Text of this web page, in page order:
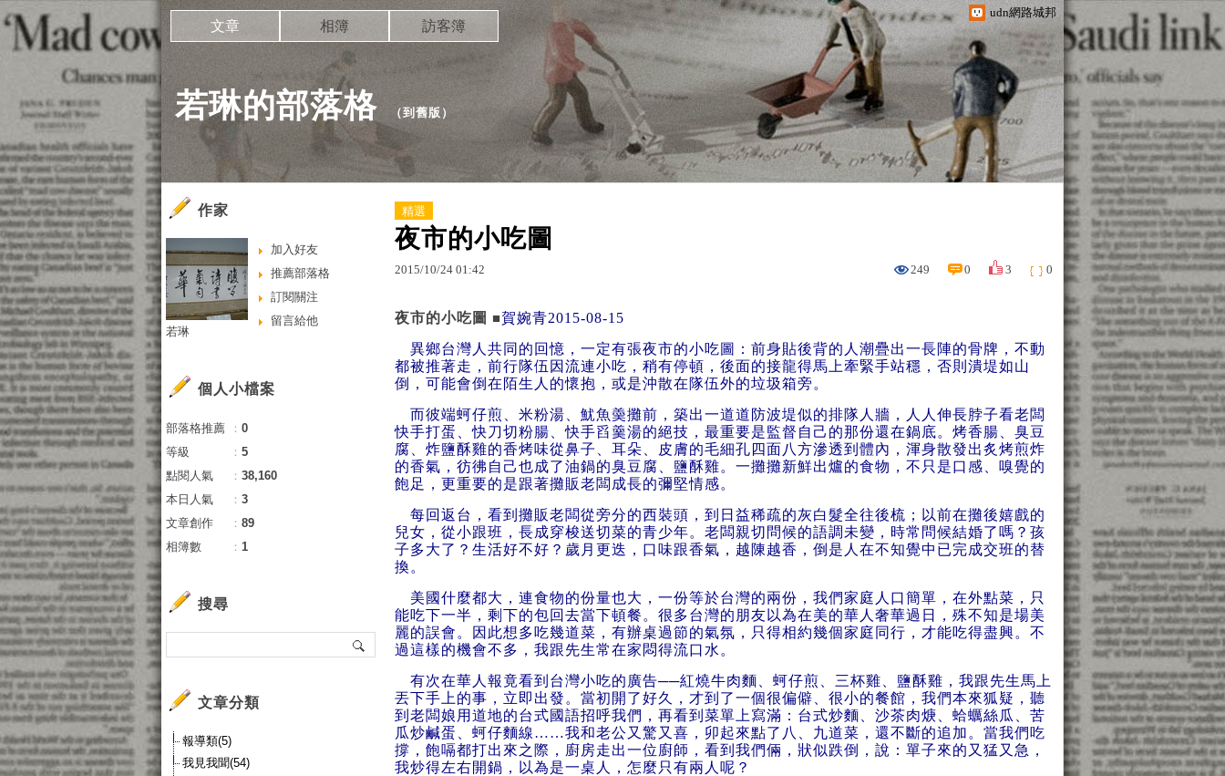
udn網路城邦
若琳的部落格 （到舊版 ）
文章 相簿 訪客簿
精選
夜市的小吃圖
2015/10/24 01:42 249 0 3 0
夜市的小吃圖 ■賀婉青2015-08-15
異鄉台灣人共同的回憶，一定有張夜市的小吃圖：前身貼後背的人潮疊出一長陣的骨牌，不動
都被推著走，前行隊伍因流連小吃，稍有停頓，後面的接龍得馬上牽緊手站穩，否則潰堤如山
倒，可能會倒在陌生人的懷抱，或是沖散在隊伍外的垃圾箱旁。
而彼端蚵仔煎、米粉湯、魷魚羮攤前，築出一道道防波堤似的排隊人牆，人人伸長脖子看老闆
快手打蛋、快刀切粉腸、快手舀羹湯的絕技，最重要是監督自己的那份還在鍋底。烤香腸、臭豆
腐、炸鹽酥雞的香烤味從鼻子、耳朵、皮膚的毛細孔四面八方滲透到體內，渾身散發出炙烤煎炸
的香氣，彷彿自己也成了油鍋的臭豆腐、鹽酥雞。一攤攤新鮮出爐的食物，不只是口感、嗅覺的
飽足，更重要的是跟著攤販老闆成長的彌堅情感。
每回返台，看到攤販老闆從旁分的西裝頭，到日益稀疏的灰白髮全往後梳；以前在攤後嬉戲的
兒女，從小跟班，長成穿梭送切菜的青少年。老闆親切問候的語調未變，時常問候結婚了嗎？孩
子多大了？生活好不好？歲月更迭，口味跟香氣，越陳越香，倒是人在不知覺中已完成交班的替
換。
美國什麼都大，連食物的份量也大，一份等於台灣的兩份，我們家庭人口簡單，在外點菜，只
能吃下一半，剩下的包回去當下頓餐。很多台灣的朋友以為在美的華人奢華過日，殊不知是場美
麗的誤會。因此想多吃幾道菜，有辦桌過節的氣氛，只得相約幾個家庭同行，才能吃得盡興。不
過這樣的機會不多，我跟先生常在家悶得流口水。
有次在華人報竟看到台灣小吃的廣告──紅燒牛肉麵、蚵仔煎、三杯雞、鹽酥雞，我跟先生馬上
丟下手上的事，立即出發。當初開了好久，才到了一個很偏僻、很小的餐館，我們本來狐疑，聽
到老闆娘用道地的台式國語招呼我們，再看到菜單上寫滿：台式炒麵、沙茶肉焿、蛤蠣絲瓜、苦
瓜炒鹹蛋、蚵仔麵線……我和老公又驚又喜，卯起來點了八、九道菜，還不斷的追加。當我們吃
撐，飽嗝都打出來之際，廚房走出一位廚師，看到我們倆，狀似跌倒，說：單子來的又猛又急，
我炒得左右開鍋，以為是一桌人，怎麼只有兩人呢？
作家
加入好友
推薦部落格
訂閱關注
留言給他
若琳
個人小檔案
部落格推薦 ： 0
等級
： 5
點閱人氣
： 38,160
本日人氣
： 3
文章創作
： 89
相簿數
： 1
搜尋
文章分類
報導類(5)
我見我聞(54)